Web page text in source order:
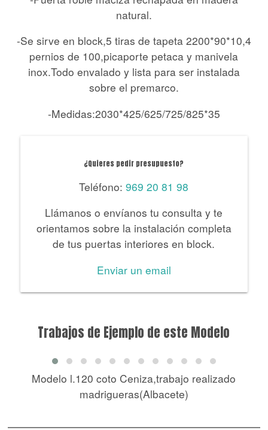
natural.
-Se sirve en block,5 tiras de tapeta 2200*90*10,4
pernios de 100,picaporte petaca y manivela
inox.Todo envalado y lista para ser instalada
sobre el premarco.
-Medidas:2030*425/625/725/825*35
¿Quieres pedir presupuesto?
Teléfono:969 20 81 98
Llámanos o envíanos tu consulta y te
orientamos sobre la instalación completa
de tus puertas interiores en block.
Enviar un email
Trabajos de Ejemplo de este Modelo
Modelo l.120 coto Ceniza,trabajo realizado
madrigueras(Albacete)